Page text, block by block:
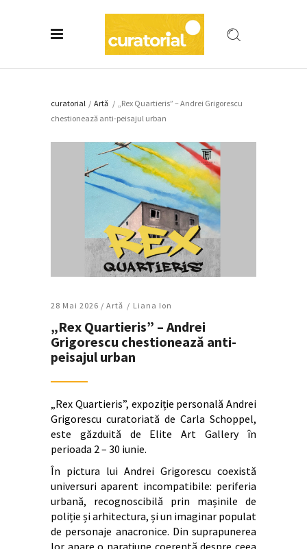
curatorial / Artǎ / „Rex Quartieris” – Andrei Grigorescu
chestionează anti-peisajul urban
28 Mai 2026 / Artǎ Liana Ion
„Rex Quartieris” – Andrei
Grigorescu chestionează anti-
peisajul urban
„Rex Quartieris”, expoziție personală Andrei
Grigorescu curatoriată de Carla Schoppel,
este găzduită de Elite Art Gallery în
perioada 2 – 30 iunie.
În pictura lui Andrei Grigorescu coexistă
universuri aparent incompatibile: periferia
urbană, recognoscibilă prin mașinile de
poliție și arhitectura, și un imaginar populat
de personaje anacronice. Din suprapunerea
lor apare o narațiune coerentă despre ceea